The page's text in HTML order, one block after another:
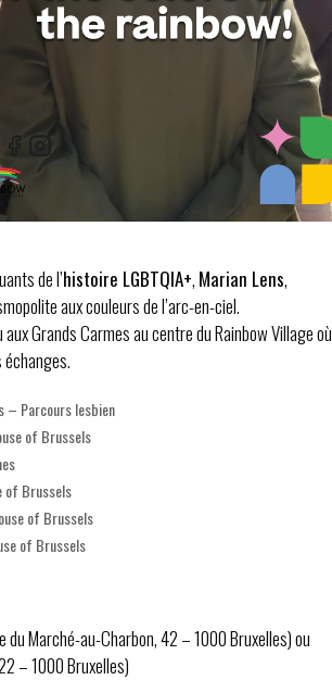
de l’histoire LGBTQIA+, Marian Lens,
aux couleurs de l’arc-en-ciel.
Grands Carmes au centre du Rainbow Village où
– Parcours lesbien
of Brussels
of Brussels
of Brussels
of Brussels
du Marché-au-Charbon, 42 – 1000 Bruxelles) ou
– 1000 Bruxelles)